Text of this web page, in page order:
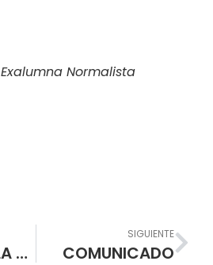
Exalumna Normalista
¡APOYEMOS LA RECUPERACIÓN DEL BOSQUE DE LA ESCUELA NORMAL!
SIGUIENTE
COMUNICADO